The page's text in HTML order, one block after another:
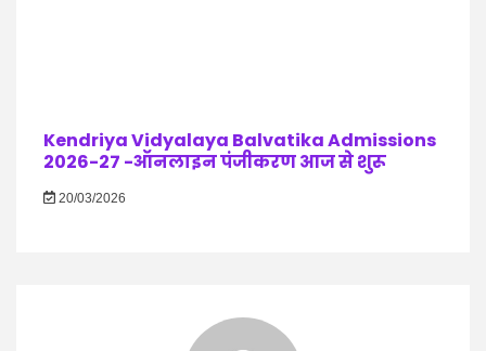
Kendriya Vidyalaya Balvatika Admissions
2026-27 -ऑनलाइन पंजीकरण आज से शुरू
20/03/2026